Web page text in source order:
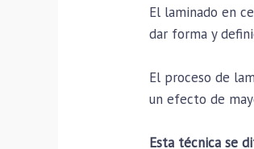
El laminado en
dar forma y
El proceso de
un efecto de
Esta técnica se